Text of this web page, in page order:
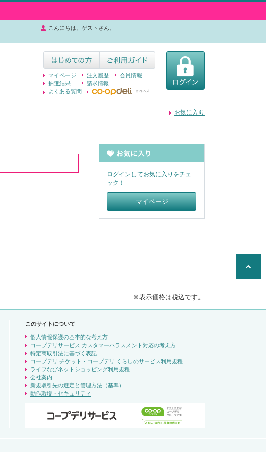
こんにちは、ゲストさん。
マイページ 注文履歴
会員情報
抽選結果
請求情報
よくある質問
お気に入り
ログインしてお気に入りをチェ
ック！
マイページ
※表示価格は税込です。
このサイトについて
個人情報保護の基本的な考え方
コープデリサービス カスタマーハラスメント対応の考え方
特定商取引法に基づく表記
コープデリ チケット・コープデリ くらしのサービス利用規程
ライフなびネットショッピング利用規程
会社案内
新規取引先の選定と管理方法（基準）
動作環境・セキュリティ